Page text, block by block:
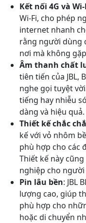
Kết nối 4G và Wi-
Wi-Fi, cho phép
internet nhanh
rằng người dùng
nơi mà không
Âm thanh chất
tiên tiến của JBL,
nghe gọi tuyệt
tiếng hay nhiễu
dàng và hiệu quả.
Thiết kế chắc
kế với vỏ nhôm
phù hợp cho các
Thiết kế này
nghiệp cho
Pin lâu bền: JBL
lượng cao, giúp
phù hợp cho
hoặc di chuyển